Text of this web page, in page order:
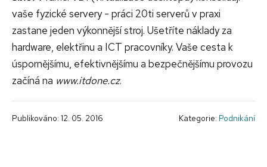
vaše fyzické servery - práci 20ti serverů v praxi
zastane jeden výkonnější stroj. Ušetříte náklady za
hardware, elektřinu a ICT pracovníky. Vaše cesta k
úspornějšímu, efektivnějšímu a bezpečnějšímu provozu
začíná na www.itdone.cz.
Publikováno: 12. 05. 2016 Kategorie: Podnikání